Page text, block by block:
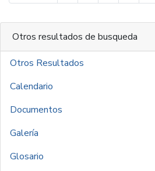
Otros resultados de busqueda
Otros Resultados
Calendario
Documentos
Galería
Glosario